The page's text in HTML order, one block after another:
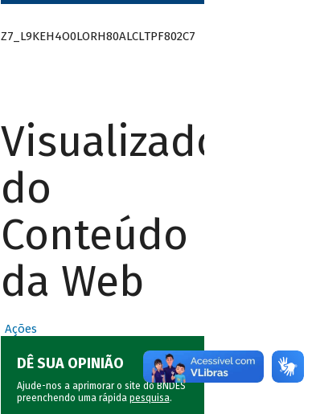
Z7_L9KEH4O0LORH80ALCLTPF802C7
Visualizador
do
Conteúdo
da Web
Ações
DÊ SUA OPINIÃO
Ajude-nos a aprimorar o site do BNDES
preenchendo uma rápida pesquisa.